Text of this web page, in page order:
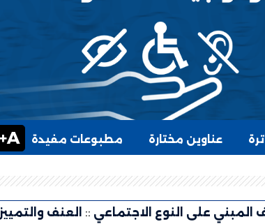
عناوين مختارة مطبوعات مفيدة A+
المبني على النوع الاجتماعي :: العنف والتمييز